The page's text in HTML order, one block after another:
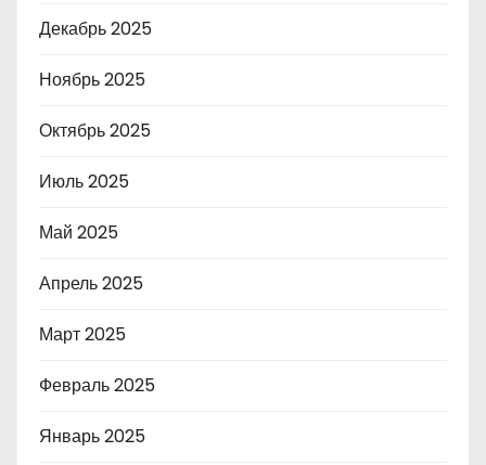
Декабрь 2025
Ноябрь 2025
Октябрь 2025
Июль 2025
Май 2025
Апрель 2025
Март 2025
Февраль 2025
Январь 2025